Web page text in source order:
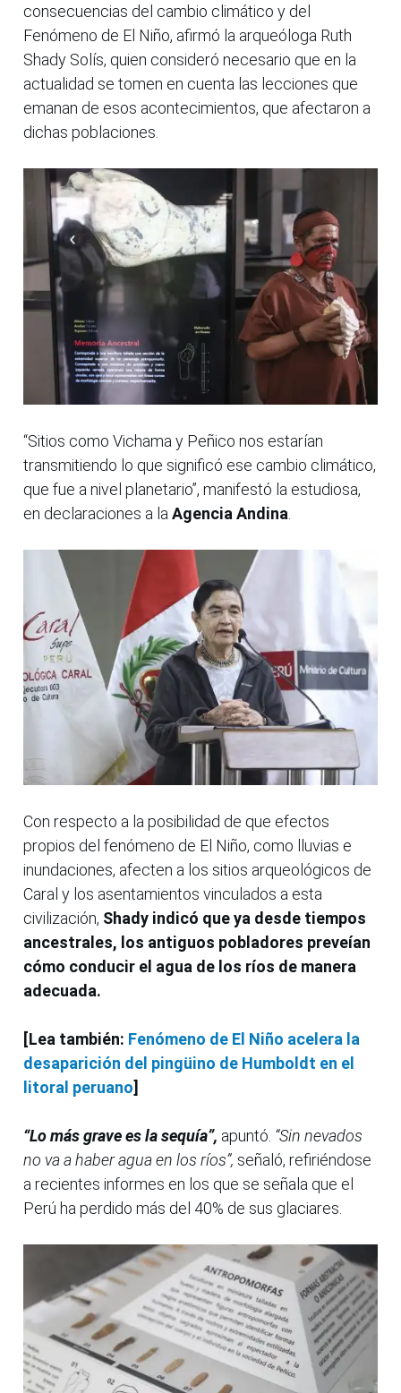
consecuencias del cambio climático y del
Fenómeno de El Niño, afirmó la arqueóloga Ruth
Shady Solís, quien consideró necesario que en la
actualidad se tomen en cuenta las lecciones que
emanan de esos acontecimientos, que afectaron a
dichas poblaciones.
“Sitios como Vichama y Peñico nos estarían
transmitiendo lo que significó ese cambio climático,
que fue a nivel planetario”, manifestó la estudiosa,
en declaraciones a la Agencia Andina
Con respecto a la posibilidad de que efectos
propios del fenómeno de El Niño, como lluvias e
inundaciones, afecten a los sitios arqueológicos de
Caral y los asentamientos vinculados a esta
civilización, Shady indicó que ya desde tiempos
ancestrales, los antiguos pobladores preveían
cómo conducir el agua de los ríos de manera
adecuada.
[Lea también: Fenómeno de El Niño acelera la
desaparición del pingüino de Humboldt en el
litoral peruano]
“Lo más grave es la sequía”, apuntó. “Sin nevados
no va a haber agua en los ríos”, señaló, refiriéndose
a recientes informes en los que se señala que el
Perú ha perdido más del 40% de sus glaciares.